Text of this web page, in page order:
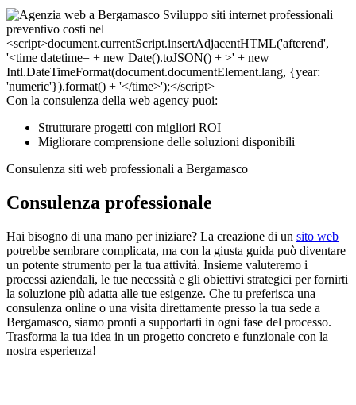
Con la consulenza della web agency puoi:
Strutturare progetti con migliori ROI
Migliorare comprensione delle soluzioni disponibili
Consulenza siti web professionali a Bergamasco
Consulenza professionale
Hai bisogno di una mano per iniziare? La creazione di un sito web
potrebbe sembrare complicata, ma con la giusta guida può diventare
un potente strumento per la tua attività. Insieme valuteremo i
processi aziendali, le tue necessità e gli obiettivi strategici per fornirti
la soluzione più adatta alle tue esigenze. Che tu preferisca una
consulenza online o una visita direttamente presso la tua sede a
Bergamasco, siamo pronti a supportarti in ogni fase del processo.
Trasforma la tua idea in un progetto concreto e funzionale con la
nostra esperienza!